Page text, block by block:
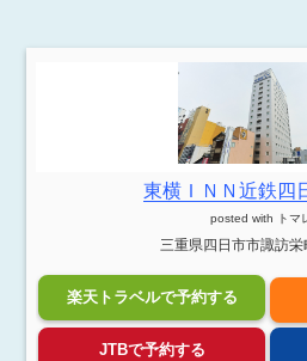
東横ＩＮＮ近鉄四
posted with トマ
三重県四日市市諏訪
楽天トラベルで予約する
JTBで予約する